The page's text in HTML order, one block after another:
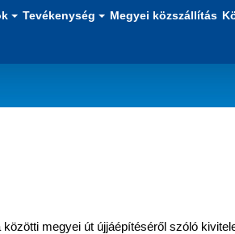
Tevékenység Megyei közszállítás
megyei út újjáépítéséről szóló